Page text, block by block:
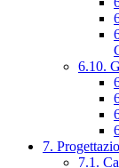
6.10.
7.
7.1.